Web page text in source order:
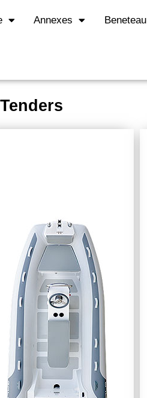
Annexes Beneteau